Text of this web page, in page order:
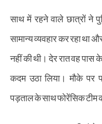
साथ में रहने वाले छात्रों ने
सामान्य व्यवहार कर रहा था
नहीं की थी। देर रात वह
कदम उठा लिया। मौके पर
पड़ताल के साथ फोरेंसिक टीम